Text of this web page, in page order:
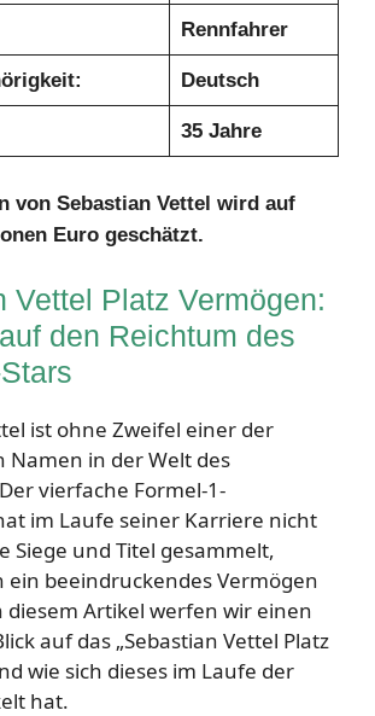
Rennfahrer
Deutsch
35 Jahre
von Sebastian Vettel wird auf
Euro geschätzt.
Vettel Platz Vermögen:
den Reichtum des
ist ohne Zweifel einer der
Namen in der Welt des
vierfache Formel-1-
im Laufe seiner Karriere nicht
Siege und Titel gesammelt,
ein beeindruckendes Vermögen
Artikel werfen wir einen
auf das „Sebastian Vettel Platz
wie sich dieses im Laufe der
hat.